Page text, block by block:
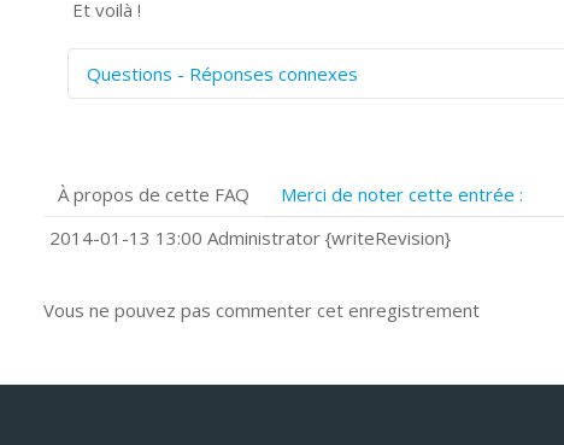
Et voilà !
Questions - Réponses connexes
Quels navigateurs web sont supportés ?
Comment installer Google Chrome ?
À propos de cette FAQ
Merci de noter cette entrée :
2014-01-13 13:00 Administrator {writeRevision}
Vous ne pouvez pas commenter cet enregistrement